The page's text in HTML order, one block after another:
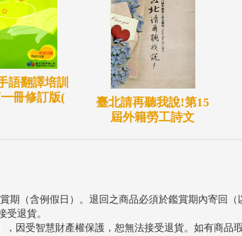
語翻譯培訓
冊修訂版(
臺北請再聽我說!第15
屆外籍勞工詩文
期（含例假日）。退回之商品必須於鑑賞期內寄回
退貨。
因受智慧財產權保護，恕無法接受退貨。如有商品